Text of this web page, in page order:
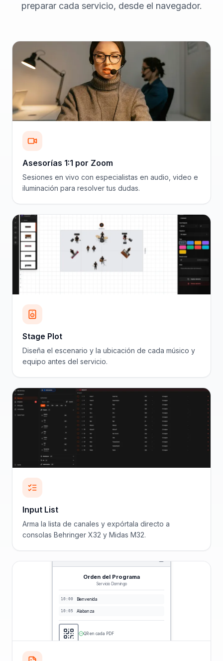
preparar cada servicio, desde el navegador.
Asesorías 1:1 por Zoom
Sesiones en vivo con especialistas en audio, video e
iluminación para resolver tus dudas.
Stage Plot
Diseña el escenario y la ubicación de cada músico y
equipo antes del servicio.
Input List
Arma la lista de canales y expórtala directo a
consolas Behringer X32 y Midas M32.
Orden del Programa
Servicio Domingo
10:00 Bienvenida
10:05 Alabanza
QR en cada PDF